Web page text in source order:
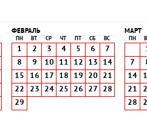
ФЕВРАЛЬ
ПН ВТ СР ЧТ СБ ВС
1 2 3 4 5 6
7
8
9 10 11 12 13
14
15
16 17 18 19 20
21
22
23 24 25 26 27
28
29
МАРТ
ПН
7
14
21
28